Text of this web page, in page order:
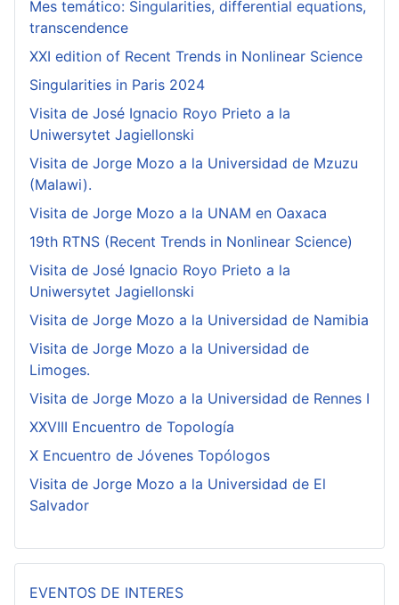
Mes temático: Singularities, differential equations,
transcendence
XXI edition of Recent Trends in Nonlinear Science
Singularities in Paris 2024
Visita de José Ignacio Royo Prieto a la
Uniwersytet Jagiellonski
Visita de Jorge Mozo a la Universidad de Mzuzu
(Malawi).
Visita de Jorge Mozo a la UNAM en Oaxaca
19th RTNS (Recent Trends in Nonlinear Science)
Visita de José Ignacio Royo Prieto a la
Uniwersytet Jagiellonski
Visita de Jorge Mozo a la Universidad de Namibia
Visita de Jorge Mozo a la Universidad de
Limoges.
Visita de Jorge Mozo a la Universidad de Rennes I
XXVIII Encuentro de Topología
X Encuentro de Jóvenes Topólogos
Visita de Jorge Mozo a la Universidad de El
Salvador
EVENTOS DE INTERES